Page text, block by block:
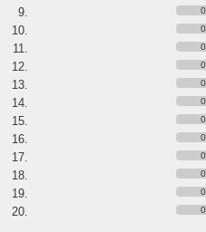
0
0
0
0
0
0
0
0
0
0
0
0